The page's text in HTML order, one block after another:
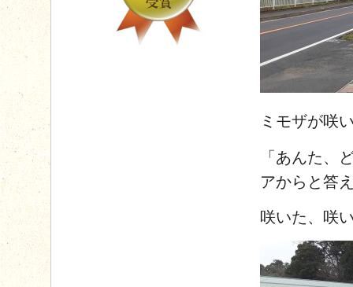
ミモザが咲
「あんた、
アからと答
咲いた、咲